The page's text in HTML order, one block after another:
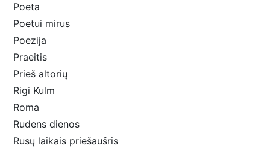
Poeta
Poetui mirus
Poezija
Praeitis
Prieš altorių
Rigi Kulm
Roma
Rudens dienos
Rusų laikais priešaušris